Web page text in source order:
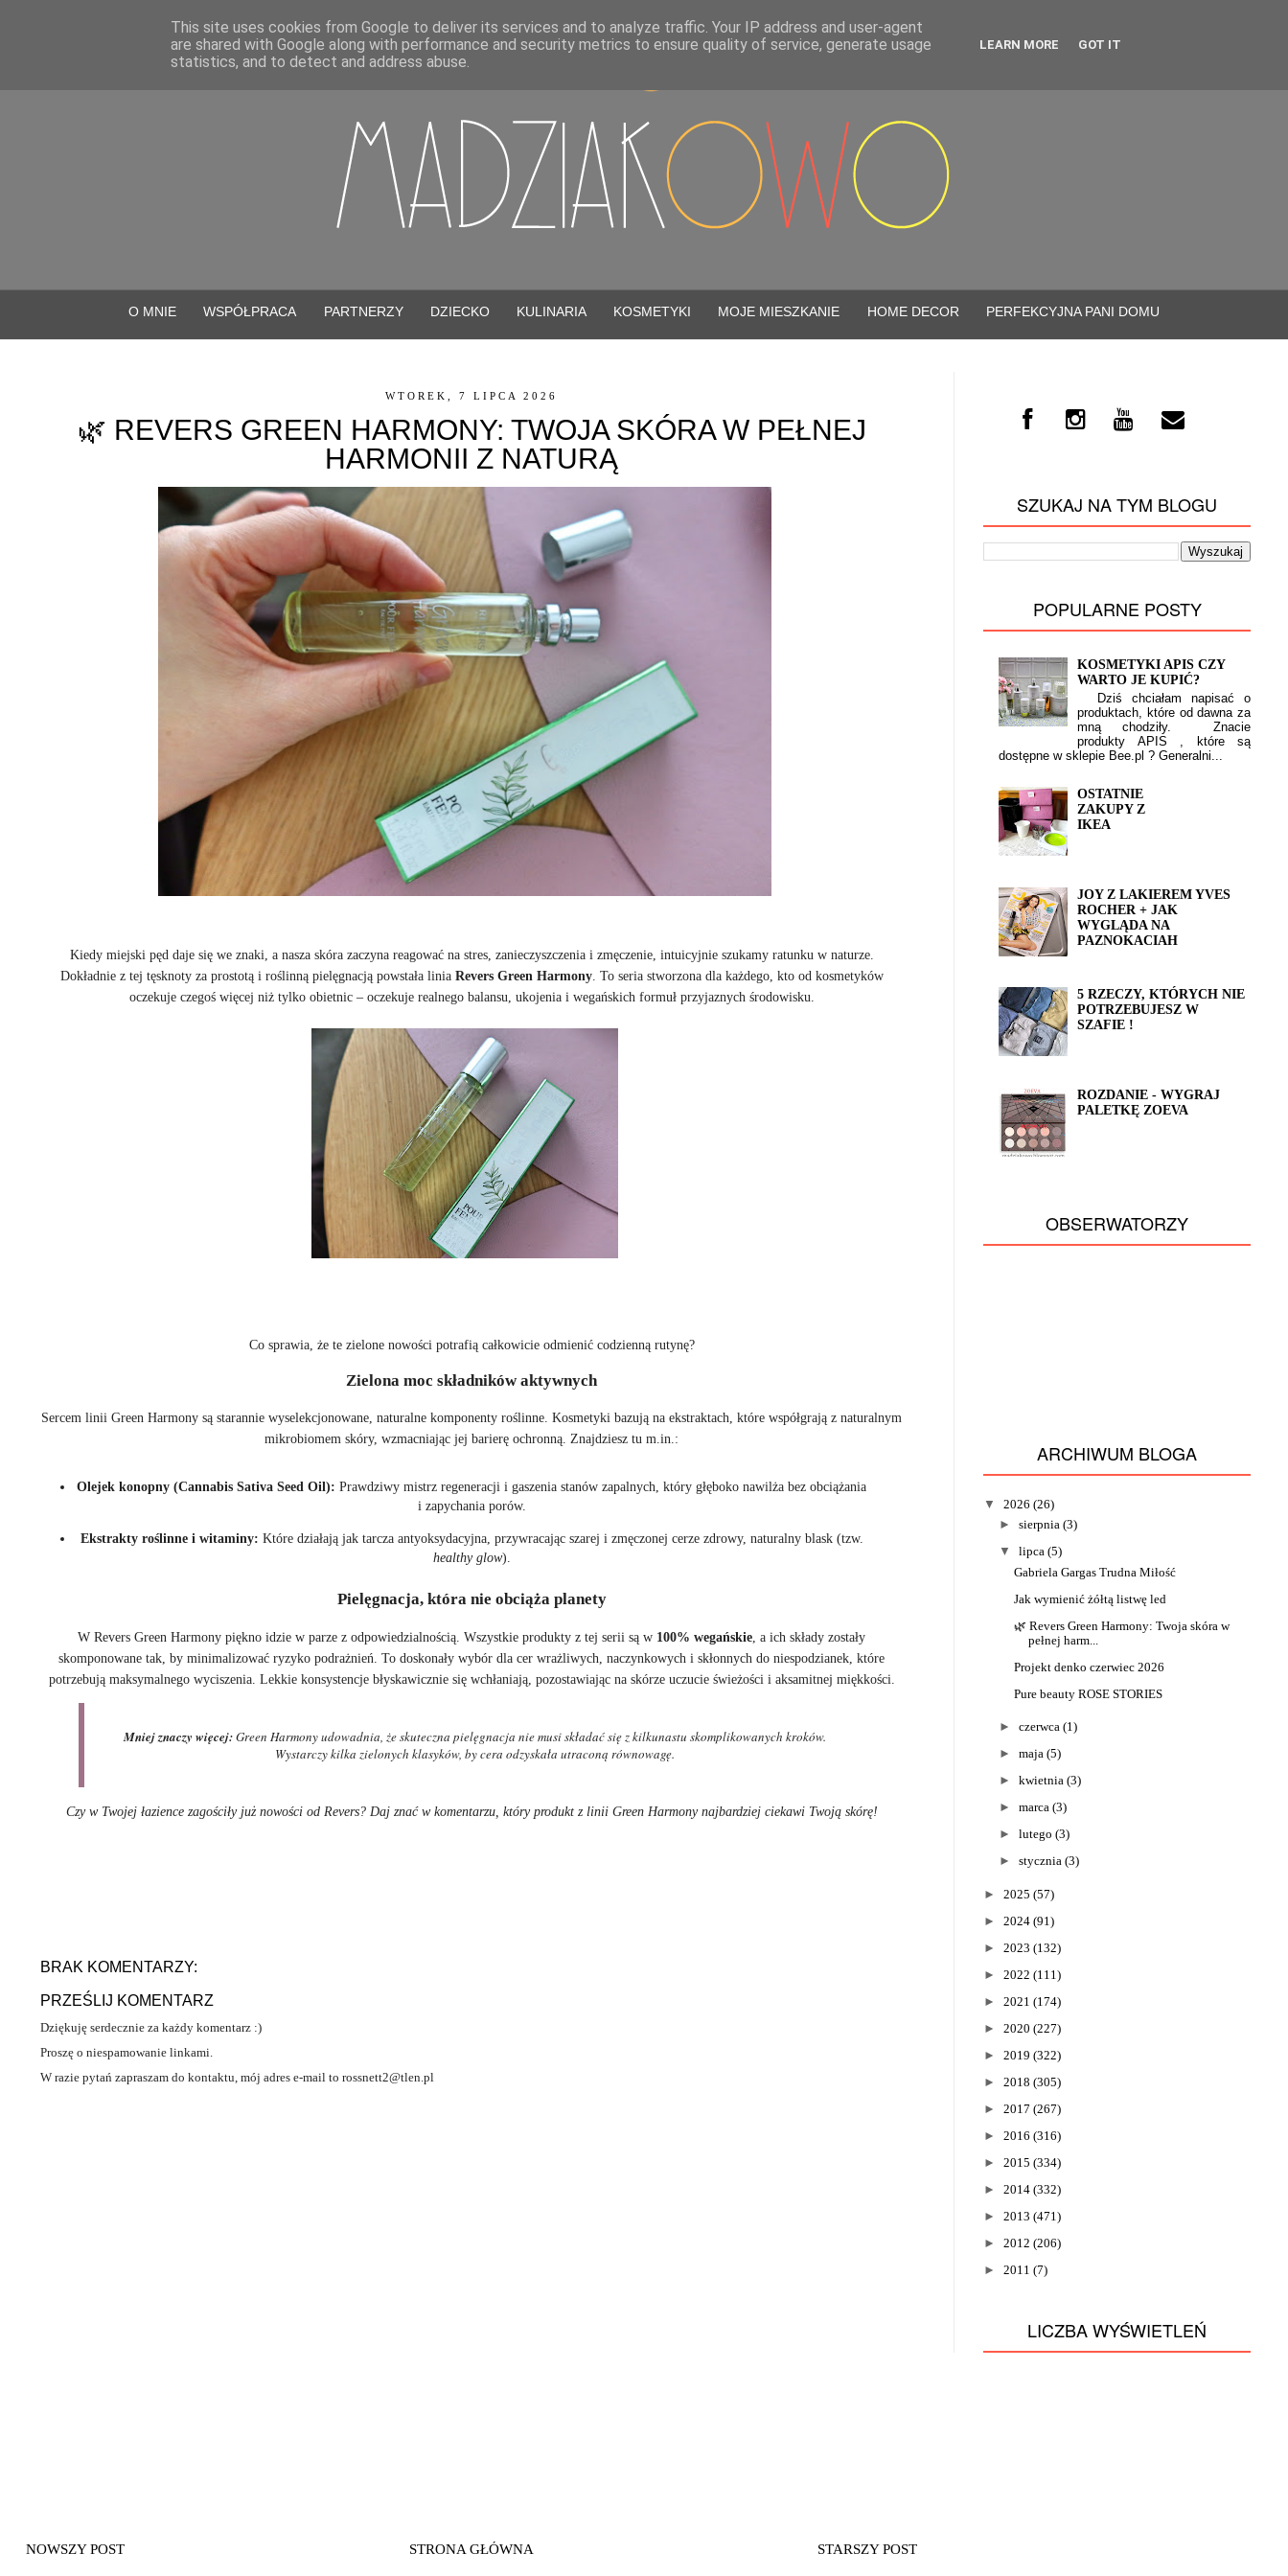
O MNIE WSPÓŁPRACA PARTNERZY DZIECKO KULINARIA KOSMETYKI MOJE MIESZKANIE HOME DECOR PERFEKCYJNA PANI DOMU
WTOREK, 7 LIPCA 2026
🌿 REVERS GREEN HARMONY: TWOJA SKÓRA W PEŁNEJ
HARMONII Z NATURĄ
Kiedy miejski pęd daje się we znaki, a nasza skóra zaczyna reagować na stres, zanieczyszczenia i zmęczenie, intuicyjnie szukamy ratunku w naturze.
Dokładnie z tej tęsknoty za prostotą i roślinną pielęgnacją powstała linia Revers Green Harmony. To seria stworzona dla każdego, kto od kosmetyków
oczekuje czegoś więcej niż tylko obietnic – oczekuje realnego balansu, ukojenia i wegańskich formuł przyjaznych środowisku.
Co sprawia, że te zielone nowości potrafią całkowicie odmienić codzienną rutynę?
Zielona moc składników aktywnych
Sercem linii Green Harmony są starannie wyselekcjonowane, naturalne komponenty roślinne. Kosmetyki bazują na ekstraktach, które współgrają z naturalnym
mikrobiomem skóry, wzmacniając jej barierę ochronną. Znajdziesz tu m.in.:
Olejek konopny (Cannabis Sativa Seed Oil): Prawdziwy mistrz regeneracji i gaszenia stanów zapalnych, który głęboko nawilża bez obciążania
i zapychania porów.
Ekstrakty roślinne i witaminy: Które działają jak tarcza antyoksydacyjna, przywracając szarej i zmęczonej cerze zdrowy, naturalny blask (tzw.
healthy glow).
Pielęgnacja, która nie obciąża planety
W Revers Green Harmony piękno idzie w parze z odpowiedzialnością. Wszystkie produkty z tej serii są w 100% wegańskie , a ich składy zostały
skomponowane tak, by minimalizować ryzyko podrażnień. To doskonały wybór dla cer wrażliwych, naczynkowych i skłonnych do niespodzianek, które
potrzebują maksymalnego wyciszenia. Lekkie konsystencje błyskawicznie się wchłaniają, pozostawiając na skórze uczucie świeżości i aksamitnej miękkości.
Mniej znaczy więcej:Green Harmony udowadnia, że skuteczna pielęgnacja nie musi składać się z kilkunastu skomplikowanych kroków.
Wystarczy kilka zielonych klasyków, by cera odzyskała utraconą równowagę.
Czy w Twojej łazience zagościły już nowości od Revers? Daj znać w komentarzu, który produkt z linii Green Harmony najbardziej ciekawi Twoją skórę!
BRAK KOMENTARZY:
PRZEŚLIJ KOMENTARZ
Dziękuję serdecznie za każdy komentarz :)
Proszę o niespamowanie linkami.
W razie pytań zapraszam do kontaktu, mój adres e-mail to rossnett2@tlen.pl
NOWSZY POST STARSZY POST
STRONA GŁÓWNA
SZUKAJ NA TYM BLOGU
POPULARNE POSTY
KOSMETYKI APIS CZY
WARTO JE KUPIĆ?
Dziś chciałam napisać o
produktach, które od dawna za
mną chodziły. Znacie
produkty APIS , które są
dostępne w sklepie Bee.pl ? Generalni...
OSTATNIE
ZAKUPY Z
IKEA
JOY Z LAKIEREM YVES
ROCHER + JAK
WYGLĄDA NA
PAZNOKACIAH
5 RZECZY, KTÓRYCH NIE
POTRZEBUJESZ W
SZAFIE !
ROZDANIE - WYGRAJ
PALETKĘ ZOEVA
OBSERWATORZY
ARCHIWUM BLOGA
▼ 2026 (26)
► sierpnia (3)
▼
lipca (5)
Gabriela Gargas Trudna Miłość
Jak wymienić żółtą listwę led
🌿 Revers Green Harmony: Twoja skóra w
pełnej harm...
Projekt denko czerwiec 2026
Pure beauty ROSE STORIES
► czerwca (1)
► maja (5)
► kwietnia (3)
► marca (3)
► lutego (3)
► stycznia (3)
► 2025 (57)
► 2024 (91)
► 2023 (132)
► 2022 (111)
► 2021 (174)
► 2020 (227)
► 2019 (322)
► 2018 (305)
► 2017 (267)
► 2016 (316)
► 2015 (334)
► 2014 (332)
► 2013 (471)
► 2012 (206)
► 2011 (7)
LICZBA WYŚWIETLEŃ
This site uses cookies from Google to deliver its services and to analyze traffic. Your IP address and user-agent
are shared with Google along with performance and security metrics to ensure quality of service, generate usage
statistics, and to detect and address abuse.
LEARN MORE GOT IT